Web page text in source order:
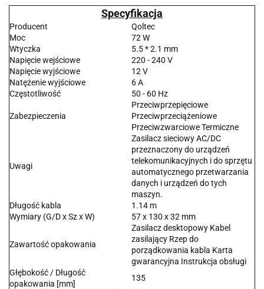
Specyfikacja
Producent
Qoltec
Moc
72 W
Wtyczka
5.5 * 2.1 mm
Napięcie wejściowe
220 - 240 V
Napięcie wyjściowe
12 V
Natężenie wyjściowe
6 A
Częstotliwość
50 - 60 Hz
Zabezpieczenia
Przeciwprzepięciowe
Przeciwprzeciążeniowe
Przeciwzwarciowe Termiczne
Uwagi
Zasilacz sieciowy AC/DC
przeznaczony do urządzeń
telekomunikacyjnych i do sprzętu
automatycznego przetwarzania
danych i urządzeń do tych
maszyn.
Długość kabla
1.14 m
Wymiary (G/D x Sz x W)
57 x 130 x 32 mm
Zawartość opakowania
Zasilacz desktopowy Kabel
zasilający Rzep do
porządkowania kabla Karta
gwarancyjna Instrukcja obsługi
Głębokość / Długość
opakowania [mm]
135